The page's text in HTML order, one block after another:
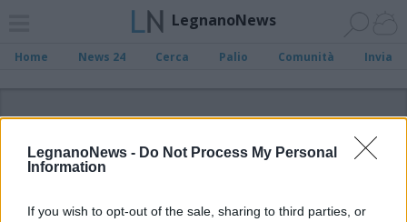
LegnanoNews - Do Not Process My Personal
Information
If you wish to opt-out of the sale, sharing to third parties, or
LegnanoNews
Home News 24 Cerca Palio Comunità Invia
ADV